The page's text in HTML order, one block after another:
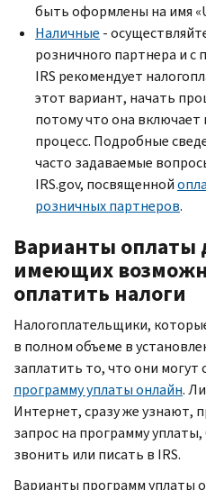
быть оформлены на имя «
Наличные -
розничного партнера и
IRS рекомендует
этот вариант, начать
потому что она включает
процесс. Подробные
часто задаваемые
IRS.gov, посвященной
розничных партнеров.
Варианты оплаты
имеющих
оплатить налоги
Налогоплательщики,
в полном объеме в
заплатить то, что они могут
программу уплаты онлайн.
Интернет, сразу же узнают,
запрос на программу
звонить или писать в IRS.
Варианты программ уплаты